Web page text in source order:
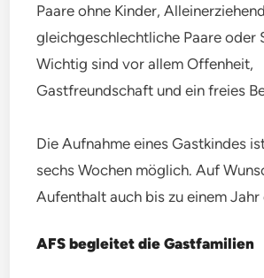
Paare ohne Kinder,
gleichgeschlechtliche Paare oder
Wichtig sind vor allem Offenheit,
Gastfreundschaft und ein freies
Die Aufnahme eines Gastkindes
sechs Wochen möglich. Auf
Aufenthalt auch bis zu einem Jahr
AFS begleitet die Gastfamilien